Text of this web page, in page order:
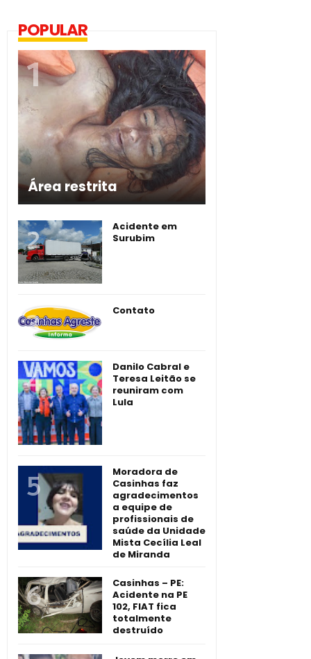
POPULAR
Área restrita
Acidente em
Surubim
Contato
Danilo Cabral e
Teresa Leitão se
reuniram com
Lula
Moradora de
Casinhas faz
agradecimentos
a equipe de
profissionais de
saúde da Unidade
Mista Cecília Leal
de Miranda
Casinhas – PE:
Acidente na PE
102, FIAT fica
totalmente
destruído